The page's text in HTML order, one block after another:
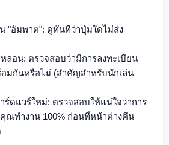
"อัมพาต": ดูทันทีว่าปุ่มใดไม่ส่ง
ลอน: ตรวจสอบว่ามีการลงทะเบียน
มกันหรือไม่ (สำคัญสำหรับนักเล่น
ร์ดแวร์ใหม่: ตรวจสอบให้แน่ใจว่าการ
ณทำงาน 100% ก่อนที่หน้าต่างคืน